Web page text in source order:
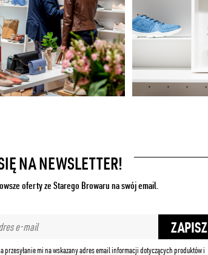
NA NEWSLETTER!
oferty ze Starego Browaru na swój email.
ZAPISZ
przesyłanie mi na wskazany adres email informacji dotyczących produktów i